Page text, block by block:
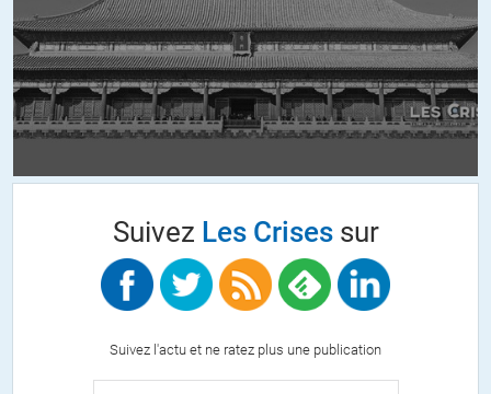
+15 ALERTER
Rémi BRARD//01.12.2017 à 11h45
commencer par Sarah Ferguson elle-même, ne demande à HC, ou ne
conspirationnisme, où plus simplement la parano?
ALERTER
christian gedeon//01.12.2017 à 13h12
Suivez Les Crisessur
Suivez l'actu et ne ratez plus une publication